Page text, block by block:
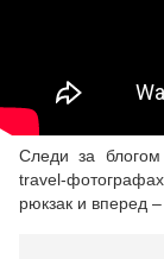
Следи за блогом
travel-
рюкзак и вперед